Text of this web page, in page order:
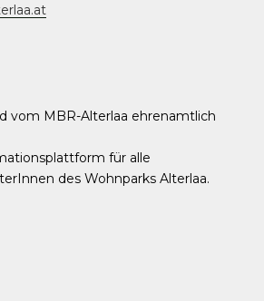
vom MBR-Alterlaa ehrenamtlich
für alle
des Wohnparks Alterlaa.